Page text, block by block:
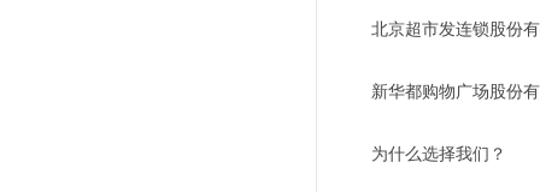
北京超市发连锁股份
新华都购物广场股份
为什么选择我们？